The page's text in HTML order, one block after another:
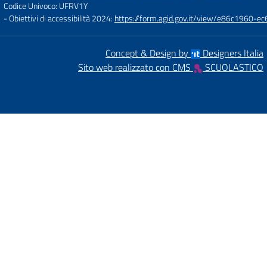
Codice Univoco: UFRV1Y
- Obiettivi di accessibilità 2024: https://form.agid.gov.it/view/e86c1960-
Concept & Design by
Designers Italia
Sito web realizzato con CMS
SCUOLASTICO